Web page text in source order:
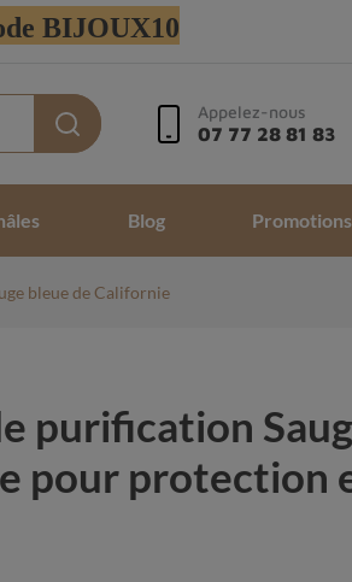
BIJOUX10
Appelez-nous
07 77 28 81 83
Blog Promotions
bleue de Californie
purification
pour protection